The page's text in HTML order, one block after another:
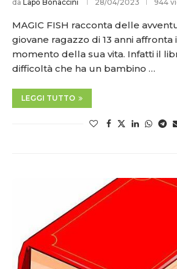
da Lapo Bonaccini 28/04/2023 944
MAGIC FISH racconta delle
giovane ragazzo di 13 anni
momento della sua vita. Infatti il
difficoltà che ha un bambino …
LEGGI TUTTO